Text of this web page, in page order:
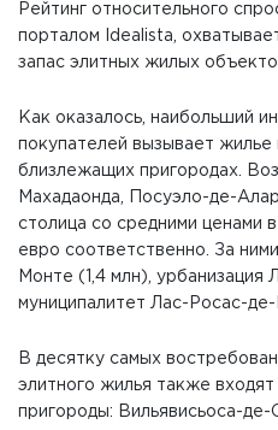
Рейтинг относительного
порталом Idealista,
запас элитных жилых
Как оказалось, наибольший
покупателей вызывает
близлежащих пригородах.
Махадаонда, Посуэло-де-
столица со средними ценами в
евро соответственно. За
Монте (1,4 млн), урбанизация
муниципалитет Лас-Росас-де-
В десятку самых
элитного жилья также входят
пригороды: Вильявисьоса-